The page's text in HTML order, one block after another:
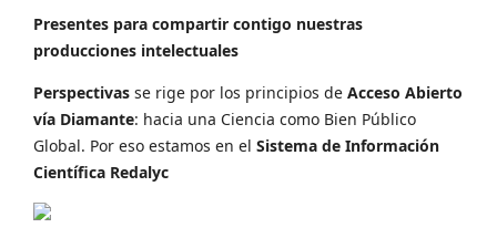
Presentes para compartir contigo nuestras
producciones intelectuales
Perspectivas se rige por los principios de Acceso Abierto
vía Diamante: hacia una Ciencia como Bien Público
Global. Por eso estamos en el Sistema de Información
Científica Redalyc